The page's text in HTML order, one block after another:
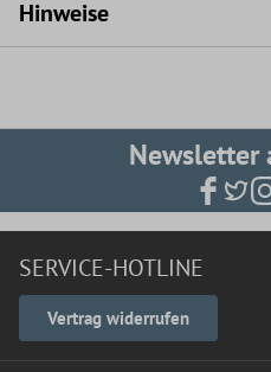
Hinweise
Newsletter
SERVICE-HOTLINE
Vertrag widerrufen